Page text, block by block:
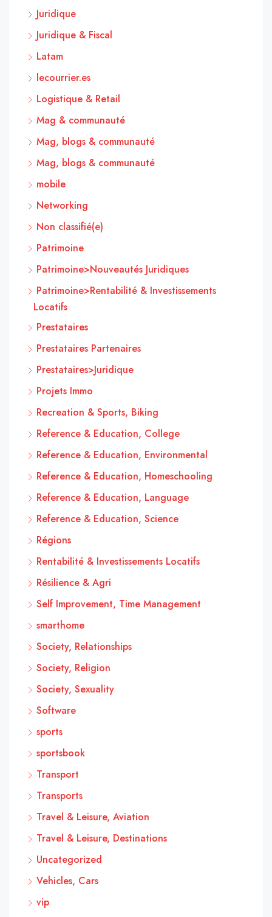
Juridique
Juridique & Fiscal
Latam
lecourrier.es
Logistique & Retail
Mag & communauté
Mag, blogs & communauté
Mag, blogs & communauté
mobile
Networking
Non classifié(e)
Patrimoine
Patrimoine>Nouveautés Juridiques
Patrimoine>Rentabilité & Investissements
Locatifs
Prestataires
Prestataires Partenaires
Prestataires>Juridique
Projets Immo
Recreation & Sports, Biking
Reference & Education, College
Reference & Education, Environmental
Reference & Education, Homeschooling
Reference & Education, Language
Reference & Education, Science
Régions
Rentabilité & Investissements Locatifs
Résilience & Agri
Self Improvement, Time Management
smarthome
Society, Relationships
Society, Religion
Society, Sexuality
Software
sports
sportsbook
Transport
Transports
Travel & Leisure, Aviation
Travel & Leisure, Destinations
Uncategorized
Vehicles, Cars
vip